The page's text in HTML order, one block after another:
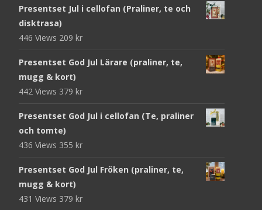
Presentset Jul i cellofan (Praliner, te och
disktrasa)
446 Views 209 kr
Presentset God Jul Lärare (praliner, te,
mugg & kort)
442 Views 379 kr
Presentset God Jul i cellofan (Te, praliner
och tomte)
436 Views 355 kr
Presentset God Jul Fröken (praliner, te,
mugg & kort)
431 Views 379 kr